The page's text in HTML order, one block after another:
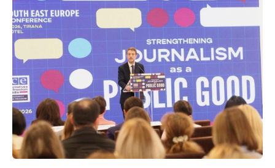
Србија
Словенија
Бизнис и
економија
Бизнис
приказни
Именовања